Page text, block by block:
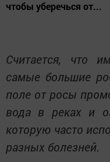
чтобы уберечься от...
Считается, что
самые большие
поле от росы
вода в реках и
которую часто
разных болезней.